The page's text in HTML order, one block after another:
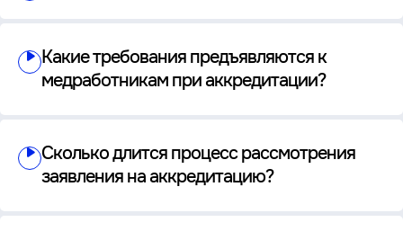
Какие требования предъявляются к
медработникам при аккредитации?
Сколько длится процесс рассмотрения
заявления на аккредитацию?